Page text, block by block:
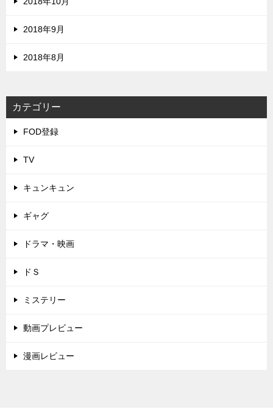
2018年9月
2018年8月
カテゴリー
FOD登録
TV
キュンキュン
ギャグ
ドラマ・映画
ドＳ
ミステリー
動画プレビュー
漫画レビュー